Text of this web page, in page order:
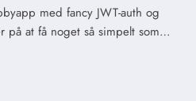
med fancy JWT-auth og
på at få noget så simpelt som…